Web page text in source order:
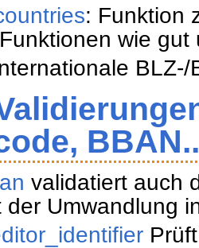
: Funktion
wie gut
BLZ-/
validatiert auch
der Umwandlung
Prüft